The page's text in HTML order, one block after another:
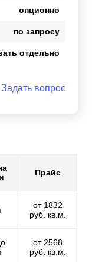
опционно
по запросу
отдельно
Задать вопрос
Прайс
от 1832
руб. кв.м.
от 2568
руб. кв.м.